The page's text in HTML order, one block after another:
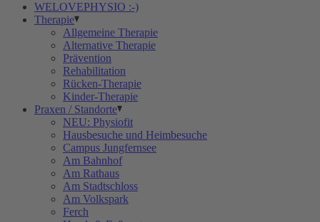
WELOVEPHYSIO :-)
Therapie
Allgemeine Therapie
Alternative Therapie
Prävention
Rehabilitation
Rücken-Therapie
Kinder-Therapie
Praxen / Standorte
NEU: Physiofit
Hausbesuche und Heimbesuche
Campus Jungfernsee
Am Bahnhof
Am Rathaus
Am Stadtschloss
Am Volkspark
Ferch